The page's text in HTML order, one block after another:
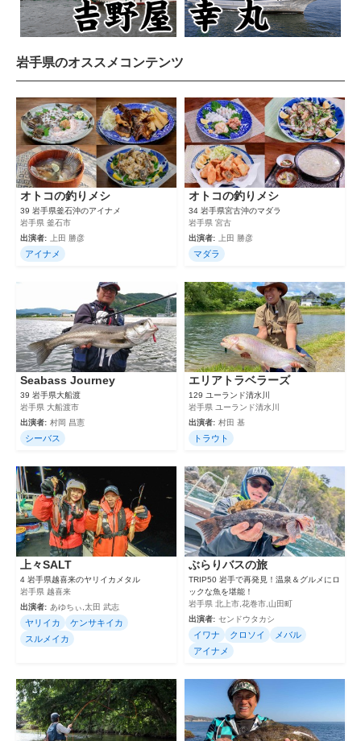
岩手県のオススメコンテンツ
オトコの釣りメシ
39 岩手県釜石沖のアイナメ
岩手県 釜石市
出演者:
上田 勝彦
アイナメ
オトコの釣りメシ
34 岩手県宮古沖のマダラ
岩手県 宮古
出演者:
上田 勝彦
マダラ
Seabass Journey
39 岩手県大船渡
岩手県 大船渡市
出演者: 村岡 昌憲
シーバス
エリアトラベラーズ
129 ユーランド清水川
岩手県 ユーランド清水川
出演者: 村田 基
トラウト
上々SALT
4 岩手県越喜来のヤリイカメタル
岩手県 越喜来
出演者: あゆちぃ,太田 武志
ヤリイカ
ケンサキイカ
スルメイカ
ぶらりバスの旅
TRIP50 岩手で再発見！温泉＆グルメにロ
ックな魚を堪能！
岩手県 北上市,花巻市,山田町
出演者: センドウタカシ
イワナ クロソイ
メバル
アイナメ